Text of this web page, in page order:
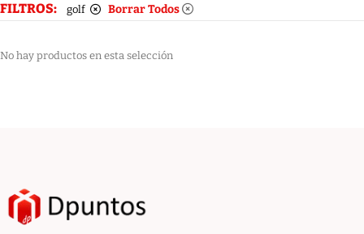
FILTROS: golf Borrar Todos
No hay productos en esta selección